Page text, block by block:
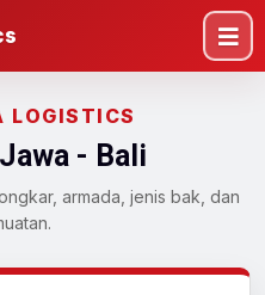
LOGISTICS
- Bali
armada, jenis bak, dan